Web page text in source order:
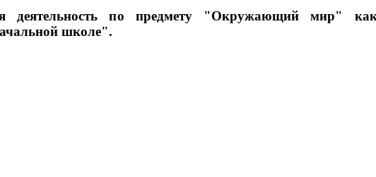
деятельность по предмету "Окружающий мир" как
школе".